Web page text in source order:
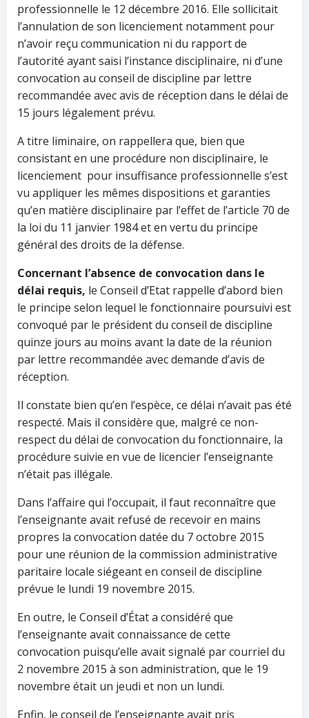
professionnelle le 12 décembre 2016. Elle sollicitait
l’annulation de son licenciement notamment pour
n’avoir reçu communication ni du rapport de
l’autorité ayant saisi l’instance disciplinaire, ni d’une
convocation au conseil de discipline par lettre
recommandée avec avis de réception dans le délai de
15 jours légalement prévu.
A titre liminaire, on rappellera que, bien que
consistant en une procédure non disciplinaire, le
licenciement pour insuffisance professionnelle s’est
vu appliquer les mêmes dispositions et garanties
qu’en matière disciplinaire par l’effet de l’article 70 de
la loi du 11 janvier 1984 et en vertu du principe
général des droits de la défense.
Concernant l’absence de convocation dans le
délai requis, le Conseil d’Etat rappelle d’abord bien
le principe selon lequel le fonctionnaire poursuivi est
convoqué par le président du conseil de discipline
quinze jours au moins avant la date de la réunion
par lettre recommandée avec demande d’avis de
réception.
Il constate bien qu’en l’espèce, ce délai n’avait pas été
respecté. Mais il considère que, malgré ce non-
respect du délai de convocation du fonctionnaire, la
procédure suivie en vue de licencier l’enseignante
n’était pas illégale.
Dans l’affaire qui l’occupait, il faut reconnaître que
l’enseignante avait refusé de recevoir en mains
propres la convocation datée du 7 octobre 2015
pour une réunion de la commission administrative
paritaire locale siégeant en conseil de discipline
prévue le lundi 19 novembre 2015.
En outre, le Conseil d’État a considéré que
l’enseignante avait connaissance de cette
convocation puisqu’elle avait signalé par courriel du
2 novembre 2015 à son administration, que le 19
novembre était un jeudi et non un lundi.
Enfin, le conseil de l’enseignante avait pris